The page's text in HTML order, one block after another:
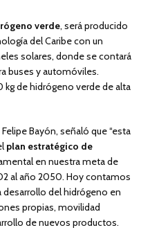
verde, será producido
del Caribe con un
solares, donde se contará
buses y automóviles.
kg de hidrógeno verde de alta
Bayón, señaló que “esta
plan estratégico de
en nuestra meta de
al año 2050. Hoy contamos
desarrollo del hidrógeno en
propias, movilidad
de nuevos productos.